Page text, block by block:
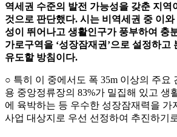
역세권 수준의 발전 가능성을 갖춘 지역
것으로 판단했다. 시는 비역세권 중 이
성이 뛰어나고 생활인구가 풍부하여 충
가로구역을 ‘성장잠재권 ’으로 설정하고
유도할 방침이다.
○ 특히 이 중에서도 폭 35m 이상의 주요
용 중앙정류장의 83%가 밀집해 있고 생
에 육박하는 등 우수한 성장잠재력을 가
사업 대상지로 우선 선정하여 추진하기